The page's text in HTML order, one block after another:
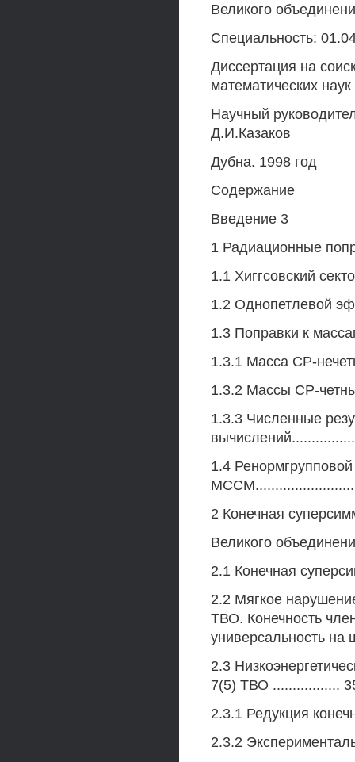
Великого
Специальность:
Диссертация на
математических наук
Научный
Д.И.Казаков
Дубна. 1998 год
Содержание
Введение 3
1 Радиационные
1.1 Хиггсовский
1.2 Однопетлевой
1.3 Поправки к
1.3.1 Масса СР-
1.3.2 Массы СР-
1.3.3 Численные
1.4
2 Конечная
Великого
2.1 Конечная
2.2 Мягкое
ТВО. Конечность
универсальность на
2.3
7(5) ТВО .................
2.3.1 Редукция
2.3.2